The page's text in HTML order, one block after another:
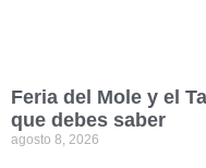
Feria del Mole y el
que debes saber
agosto 8, 2026